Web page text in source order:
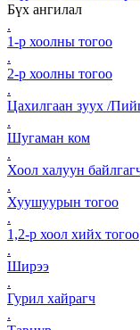
Бүх ангилал
.
1-р хоолны тогоо
.
2-р хоолны тогоо
.
Цахилгаан зуух /
.
Шугаман ком
.
Хоол халуун
.
Хуушуурын тогоо
.
1,2-р хоол хийх тогоо
.
Ширээ
.
Гурил хайрагч
.